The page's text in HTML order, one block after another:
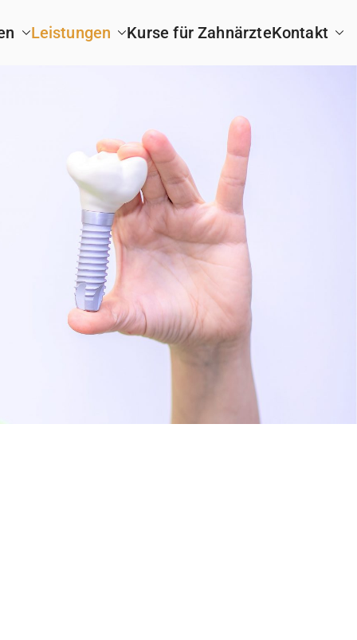
Leistungen Kurse für ZahnärzteKontakt